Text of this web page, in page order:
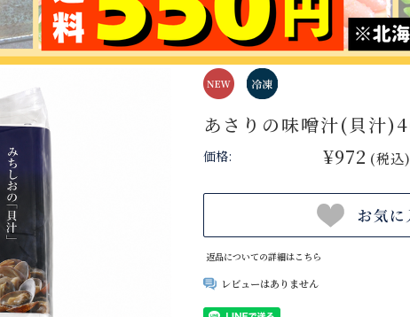
あさりの味噌汁(貝汁
価格: ¥972 (税込)
返品についての詳細はこちら
レビューはありません